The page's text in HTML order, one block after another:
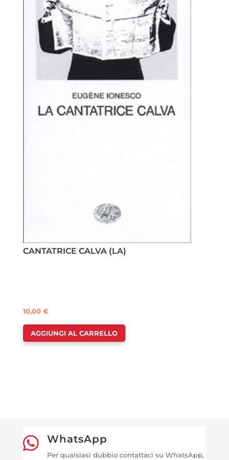
CANTATRICE CALVA (LA)
10,00€
AGGIUNGI AL CARRELLO
 WhatsApp
Per qualsiasi dubbio contattaci su WhatsApp,